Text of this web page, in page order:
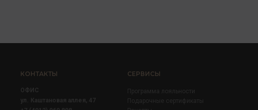
КОНТАКТЫ
ОФИС
ул. Каштановая аллея, 47
СЕРВИСЫ
Программа лояльности
Подарочные сертификаты